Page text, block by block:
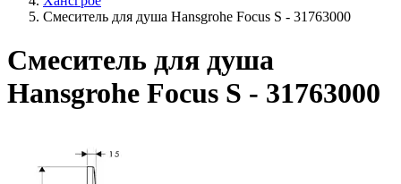
Смеситель для душа Hansgrohe Focus S - 31763000
Смеситель для душа
Hansgrohe Focus S - 31763000